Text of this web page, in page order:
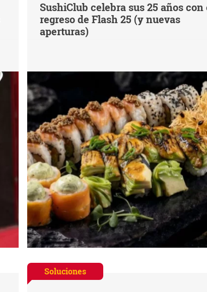
SushiClub celebra sus 25 años con
regreso de Flash 25 (y nuevas
aperturas)
Soluciones